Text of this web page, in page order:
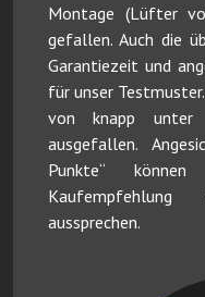
Montage (Lüfter
gefallen. Auch die
Garantiezeit und
für unser
von knapp
ausgefallen.
Punkte“
aussprechen.